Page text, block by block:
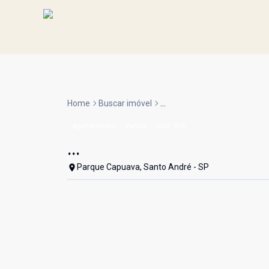
Home Buscar imóvel ...
...
Parque Capuava, Santo André - SP